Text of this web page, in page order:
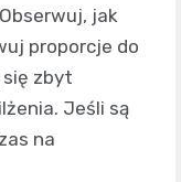
jak
proporcje do
się zbyt
Jeśli są
na